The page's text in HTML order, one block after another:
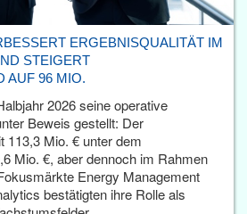
ERGEBNISQUALITÄT IM
STEIGERT
AUF 96 MIO.
2026 seine operative
Beweis gestellt: Der
113,3 Mio. € unter dem
Mio. €, aber dennoch im Rahmen
Energy Management
bestätigten ihre Rolle als